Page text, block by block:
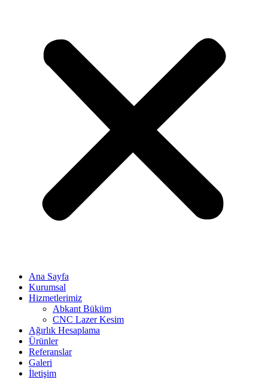
Ana Sayfa
Kurumsal
Hizmetlerimiz
Abkant Büküm
CNC Lazer Kesim
Ağırlık Hesaplama
Ürünler
Referanslar
Galeri
İletişim